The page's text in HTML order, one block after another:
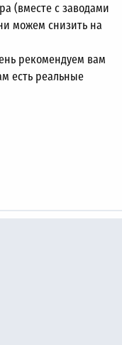
(вместе с заводами
можем снизить на
рекомендуем вам
есть реальные